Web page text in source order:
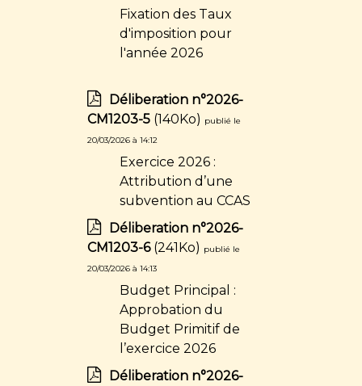
Fixation des Taux
d'imposition pour
l'année 2026
Déliberation n°2026-
CM1203-5(140Ko) publié le
20/03/2026 à 14:12
Exercice 2026 :
Attribution d’une
subvention au CCAS
Déliberation n°2026-
CM1203-6(241Ko) publié le
20/03/2026 à 14:13
Budget Principal :
Approbation du
Budget Primitif de
l’exercice 2026
Déliberation n°2026-